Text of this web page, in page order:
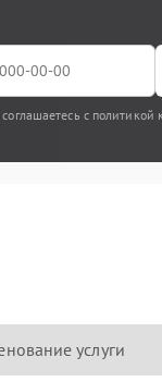
с политикой
услуги